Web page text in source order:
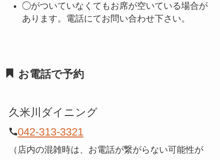
◯がついていなくてもお席が空いている場合が
あります。電話にてお問い合わせ下さい。
お電話で予約
久米川ダイニング
042-313-3321
（店内の混雑時は、お電話が繋がらない可能性が